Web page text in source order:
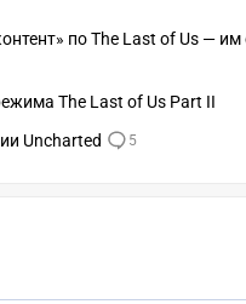
по The Last of Us — им
The Last of Us Part II
Uncharted 5